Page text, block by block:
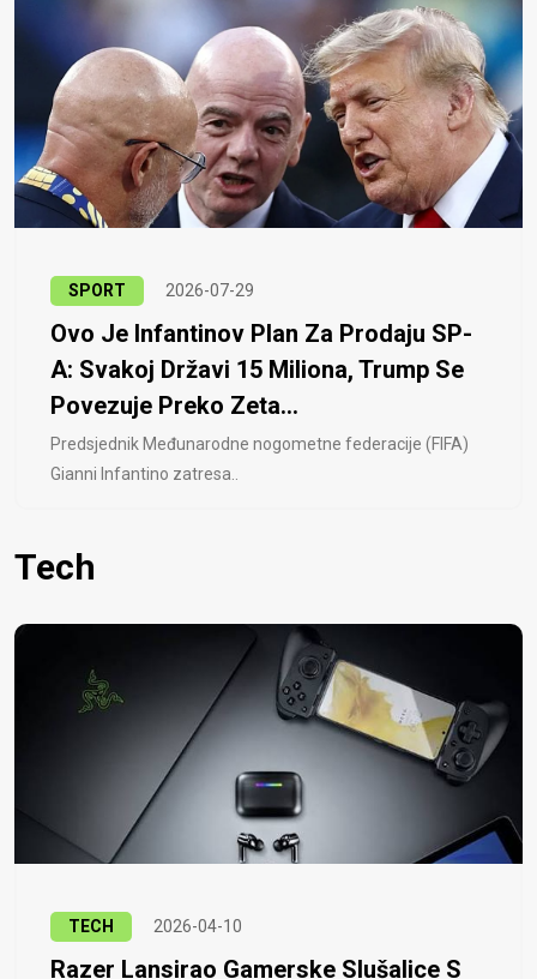
SPORT 2026-07-29
Ovo Je Infantinov Plan Za Prodaju SP-
A: Svakoj Državi 15 Miliona, Trump Se
Povezuje Preko Zeta...
Predsjednik Međunarodne nogometne federacije (FIFA)
Gianni Infantino zatresa..
Tech
TECH 2026-04-10
Razer Lansirao Gamerske Slušalice S